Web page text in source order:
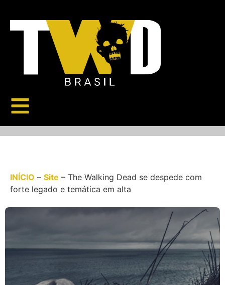
INÍCIO – Site – The Walking Dead se despede com
forte legado e temática em alta